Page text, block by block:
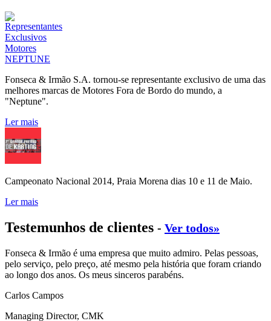
Fonseca & Irmão S.A. tornou-se representante exclusivo de uma das
melhores marcas de Motores Fora de Bordo do mundo, a
"Neptune".
Ler mais
Campeonato Nacional 2014, Praia Morena dias 10 e 11 de Maio.
Ler mais
Testemunhos de clientes - Ver todos»
Fonseca & Irmão é uma empresa que muito admiro. Pelas pessoas,
pelo serviço, pelo preço, até mesmo pela história que foram criando
ao longo dos anos. Os meus sinceros parabéns.
Carlos Campos
Managing Director, CMK